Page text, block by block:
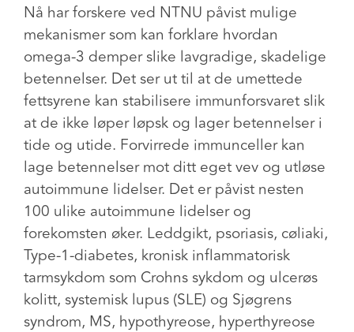
Nå har forskere ved NTNU påvist mulige
mekanismer som kan forklare hvordan
omega-3 demper slike lavgradige, skadelige
betennelser. Det ser ut til at de umettede
fettsyrene kan stabilisere immunforsvaret slik
at de ikke løper løpsk og lager betennelser i
tide og utide. Forvirrede immunceller kan
lage betennelser mot ditt eget vev og utløse
autoimmune lidelser. Det er påvist nesten
100 ulike autoimmune lidelser og
forekomsten øker. Leddgikt, psoriasis, cøliaki,
Type-1-diabetes, kronisk inflammatorisk
tarmsykdom som Crohns sykdom og ulcerøs
kolitt, systemisk lupus (SLE) og Sjøgrens
syndrom, MS, hypothyreose, hyperthyreose